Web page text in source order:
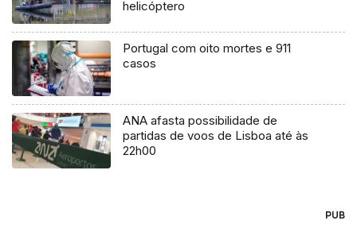
helicóptero
Portugal com oito mortes e 911
casos
ANA afasta possibilidade de
partidas de voos de Lisboa até às
22h00
PUB